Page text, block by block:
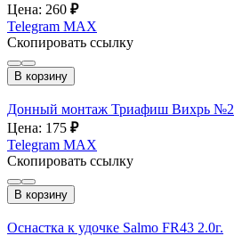
Цена: 260 ₽
Telegram MAX
Скопировать ссылку
В корзину
Донный монтаж Триафиш Вихрь №2
Цена: 175 ₽
Telegram MAX
Скопировать ссылку
В корзину
Оснастка к удочке Salmo FR43 2.0г.